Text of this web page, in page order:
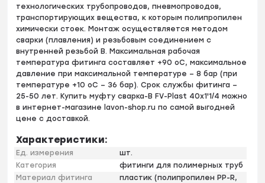
технологических трубопроводов, пневмопроводов,
транспортирующих вещества, к которым полипропилен
химически стоек. Монтаж осуществляется методом
сварки (плавления) и резьбовым соединением с
внутренней резьбой B. Максимальная рабочая
температура фитинга составляет +90 оС, максимальное
давление при максимальной температуре – 8 бар (при
температуре +10 оС – 36 бар). Срок службы фитинга –
25-50 лет. Купить муфту сварка-B FV-Plast 40х1'1/4 можно
в интернет-магазине lavon-shop.ru по самой выгодней
цене с доставкой.
Характеристики:
Ед. измерения
шт.
Категория
фитинги для полимерных труб
Материал фитинга
пластик (полипропилен PP-R,